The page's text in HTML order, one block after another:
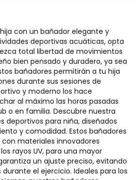
con un bañador elegante y
deportivas acuáticas, opta
total libertad de movimientos
bien pensado y duradero, ya sea
bañadores permitirán a tu hija
durante sus sesiones de
y moderno los hace
al máximo las horas pasadas
o en familia. Descubre nuestra
deportivos para niña, diseñados
y comodidad. Estos bañadores
materiales innovadores
rayos UV, para una mayor
un ajuste preciso, evitando
el ejercicio. Ideales para los